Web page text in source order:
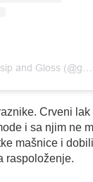
Crveni
i sa njim ne
mašnice i
raspoloženje.